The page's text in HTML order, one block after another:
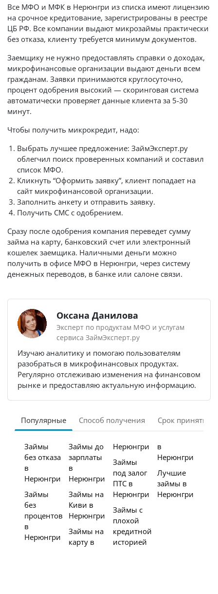
Все МФО и МФК в Нерюнгри из списка имеют лицензию
на срочное кредитование, зарегистрированы в реестре
ЦБ РФ. Все компании выдают микрозаймы практически
без отказа, клиенту требуется минимум документов.
Заемщику не нужно предоставлять справки о доходах,
микрофинансовые организации выдают деньги всем
гражданам. Заявки принимаются круглосуточно,
процент одобрения высокий — скоринговая система
автоматически проверяет данные клиента за 5-30
минут.
Чтобы получить микрокредит, надо:
Выбрать лучшее предложение: ЗаймЭксперт.ру
облегчил поиск проверенных компаний и составил
список МФО.
Кликнуть “Оформить заявку”, клиент попадает на
сайт микрофинансовой организации.
Заполнить анкету и отправить заявку.
Получить СМС с одобрением.
Сразу после одобрения компания переведет сумму
займа на карту, банковский счет или электронный
кошелек заемщика. Наличными деньги можно
получить в офисе МФО в Нерюнгри, через систему
денежных переводов, в банке или салоне связи.
Оксана Данилова
Эксперт по продуктам МФО и услугам
сервиса ЗаймЭксперт.ру
Изучаю аналитику и помогаю пользователям
разобраться в микрофинансовых продуктах.
Регулярно отслеживаю изменения на финансовом
рынке и предоставляю актуальную информацию.
Популярные Способ получения Срок принятия
Займы
без отказа
в
Нерюнгри
Займы
без
процентов
в
Нерюнгри
Займы до
зарплаты
в
Нерюнгри
Займы на
Киви в
Нерюнгри
Займы на
карту в
Нерюнгри
Займы
под залог
ПТС в
Нерюнгри
Займы с
плохой
кредитной
историей
в
Нерюнгри
Лучшие
займы в
Нерюнгри